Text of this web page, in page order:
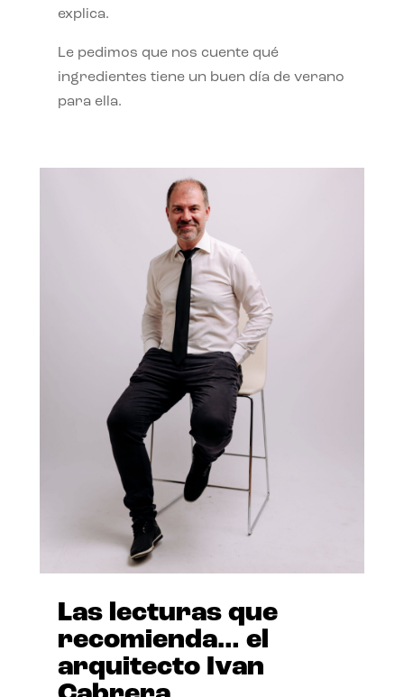
explica.
Le pedimos que nos cuente qué
ingredientes tiene un buen día de verano
para ella.
Las lecturas que
recomienda… el
arquitecto Ivan